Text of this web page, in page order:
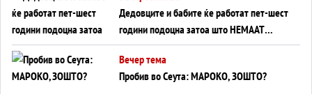
Дедовците и бабите ќе работат пет-шест
години подоцна затоа што НЕМААТ
ВНУЦИ ДА ГИ ЗАМЕНАТ
Вечер тема
Пробив во Сеута: МАРОКО, ЗОШТО?